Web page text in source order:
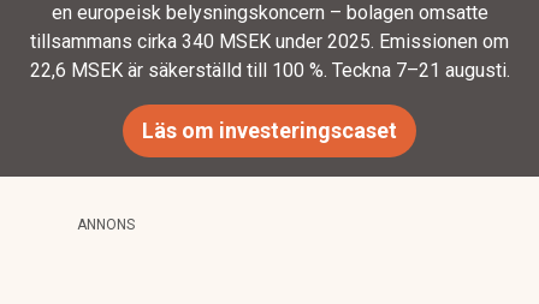
en europeisk belysningskoncern – bolagen omsatte
tillsammans cirka 340 MSEK under 2025. Emissionen om
22,6 MSEK är säkerställd till 100 %. Teckna 7–21 augusti.
Läs om investeringscaset
ANNONS